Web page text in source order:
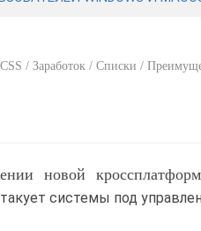
/ Заработок / Списки /
новой
системы под